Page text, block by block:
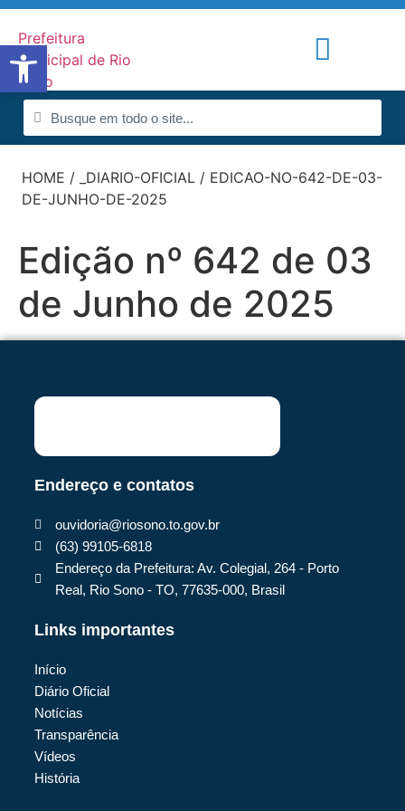
Abrir a barra de ferramentas
HOME / _DIARIO-OFICIAL / EDICAO-NO-642-DE-03-
DE-JUNHO-DE-2025
Edição nº 642 de 03
de Junho de 2025
Endereço e contatos
ouvidoria@riosono.to.gov.br
(63) 99105-6818
Endereço da Prefeitura: Av. Colegial, 264 - Porto
Real, Rio Sono - TO, 77635-000, Brasil
Links importantes
Início
Diário Oficial
Notícias
Transparência
Vídeos
História